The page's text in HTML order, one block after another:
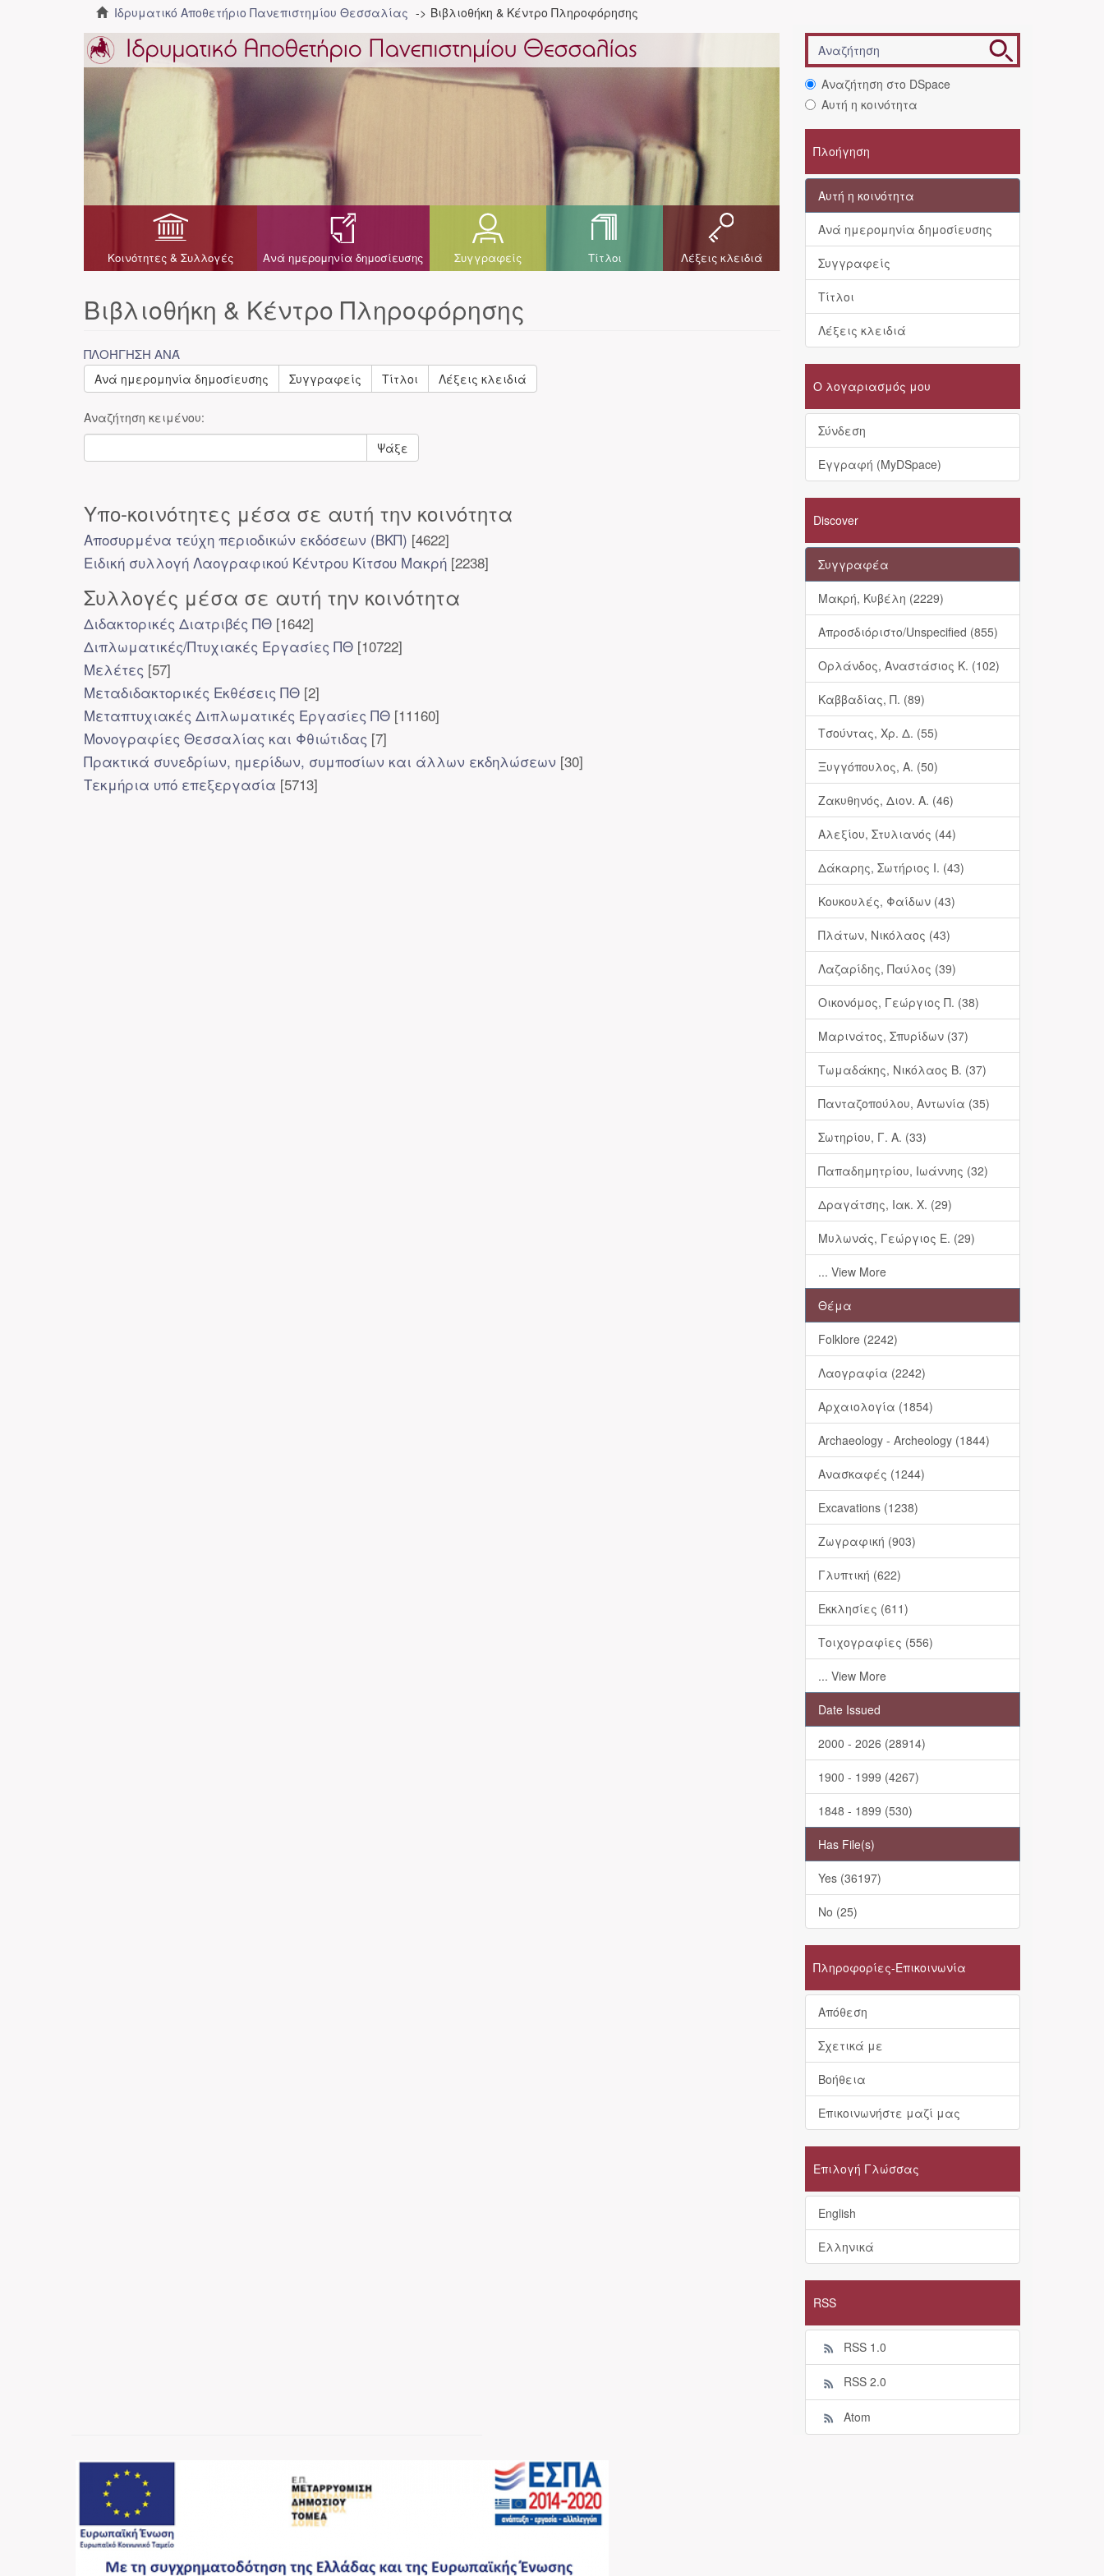
Ιδρυματικό Αποθετήριο Πανεπιστημίου Θεσσαλίας Βιβλιοθήκη & Κέντρο Πληροφόρησης
Κοινότητες & Συλλογές Ανά ημερομηνία δημοσίευσης Συγγραφείς Τίτλοι Λέξεις κλειδιά
Βιβλιοθήκη & Κέντρο Πληροφόρησης
ΠΛΟΉΓΗΣΗ ΑΝΆ
Ανά ημερομηνία δημοσίευσης Συγγραφείς Τίτλοι Λέξεις κλειδιά
Αναζήτηση κειμένου:
Ψάξε
Υπο-κοινότητες μέσα σε αυτή την κοινότητα
Αποσυρμένα τεύχη περιοδικών εκδόσεων (ΒΚΠ) [4622]
Ειδική συλλογή Λαογραφικού Κέντρου Κίτσου Μακρή [2238]
Συλλογές μέσα σε αυτή την κοινότητα
Διδακτορικές Διατριβές ΠΘ [1642]
Διπλωματικές/Πτυχιακές Εργασίες ΠΘ [10722]
Μελέτες [57]
Μεταδιδακτορικές Εκθέσεις ΠΘ [2]
Μεταπτυχιακές Διπλωματικές Εργασίες ΠΘ [11160]
Μονογραφίες Θεσσαλίας και Φθιώτιδας [7]
Πρακτικά συνεδρίων, ημερίδων, συμποσίων και άλλων εκδηλώσεων [30]
Τεκμήρια υπό επεξεργασία [5713]
Αναζήτηση στο DSpace
Αυτή η κοινότητα
Πλοήγηση
Αυτή η κοινότητα
Ανά ημερομηνία δημοσίευσης
Συγγραφείς
Τίτλοι
Λέξεις κλειδιά
Ο λογαριασμός μου
Σύνδεση
Εγγραφή (MyDSpace)
Discover
Συγγραφέα
Μακρή, Κυβέλη (2229)
Απροσδιόριστο/Unspecified (855)
Ορλάνδος, Αναστάσιος Κ. (102)
Καββαδίας, Π. (89)
Τσούντας, Χρ. Δ. (55)
Ξυγγόπουλος, Α. (50)
Ζακυθηνός, Διον. Α. (46)
Αλεξίου, Στυλιανός (44)
Δάκαρης, Σωτήριος Ι. (43)
Κουκουλές, Φαίδων (43)
Πλάτων, Νικόλαος (43)
Λαζαρίδης, Παύλος (39)
Οικονόμος, Γεώργιος Π. (38)
Μαρινάτος, Σπυρίδων (37)
Τωμαδάκης, Νικόλαος Β. (37)
Πανταζοπούλου, Αντωνία (35)
Σωτηρίου, Γ. Α. (33)
Παπαδημητρίου, Ιωάννης (32)
Δραγάτσης, Ιακ. Χ. (29)
Μυλωνάς, Γεώργιος Ε. (29)
... View More
Θέμα
Folklore (2242)
Λαογραφία (2242)
Αρχαιολογία (1854)
Archaeology - Archeology (1844)
Ανασκαφές (1244)
Excavations (1238)
Ζωγραφική (903)
Γλυπτική (622)
Εκκλησίες (611)
Τοιχογραφίες (556)
... View More
Date Issued
2000 - 2026 (28914)
1900 - 1999 (4267)
1848 - 1899 (530)
Has File(s)
Yes (36197)
No (25)
Πληροφορίες-Επικοινωνία
Απόθεση
Σχετικά με
Βοήθεια
Επικοινωνήστε μαζί μας
Επιλογή Γλώσσας
English
Ελληνικά
RSS
RSS 1.0
RSS 2.0
Atom